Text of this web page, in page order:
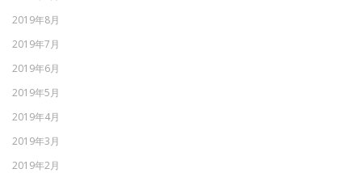
2019年8月
2019年7月
2019年6月
2019年5月
2019年4月
2019年3月
2019年2月